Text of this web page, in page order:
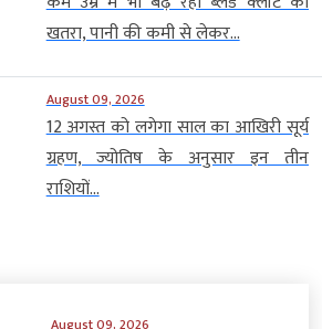
खतरा, पानी की कमी से लेकर...
August 09, 2026
12 अगस्त को लगेगा साल का आखिरी सूर्य
ग्रहण, ज्योतिष के अनुसार इन तीन
राशियों...